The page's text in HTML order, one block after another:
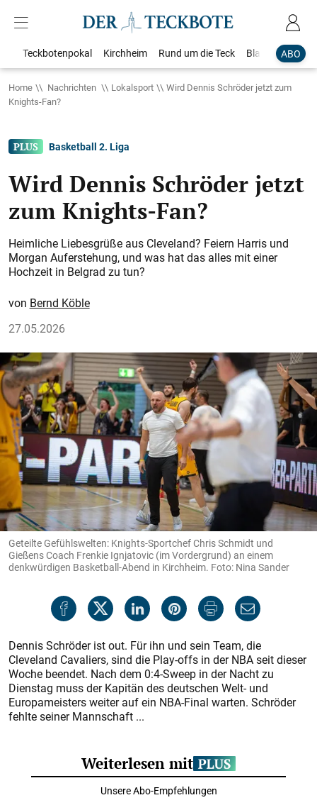
ABO
Teckbotenpokal Kirchheim Rund um die Teck Blaulicht
Home Nachrichten Lokalsport
Wird Dennis Schröder jetzt zum
Knights-Fan?
Basketball 2. Liga
Wird Dennis Schröder jetzt
zum Knights-Fan?
Heimliche Liebesgrüße aus Cleveland? Feiern Harris und
Morgan Auferstehung, und was hat das alles mit einer
Hochzeit in Belgrad zu tun?
Bernd Köble
27.05.2026
Geteilte Gefühlswelten: Knights-Sportchef Chris Schmidt und
Gießens Coach Frenkie Ignjatovic (im Vordergrund) an einem
denkwürdigen Basketball-Abend in Kirchheim. Foto: Nina Sander
Dennis Schröder ist out. Für ihn und sein Team, die
Cleveland Cavaliers, sind die Play-offs in der NBA seit dieser
Woche beendet. Nach dem 0:4-Sweep in der Nacht zu
Dienstag muss der Kapitän des deutschen Welt- und
Europameisters weiter auf ein NBA-Final warten. Schröder
fehlte seiner Mannschaft ...